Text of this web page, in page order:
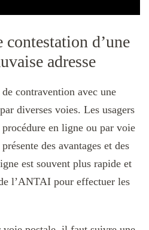
d’une
adresse
contravention avec une
diverses voies. Les usagers
en ligne ou par voie
des avantages et des
est souvent plus rapide et
l’ANTAI pour effectuer les